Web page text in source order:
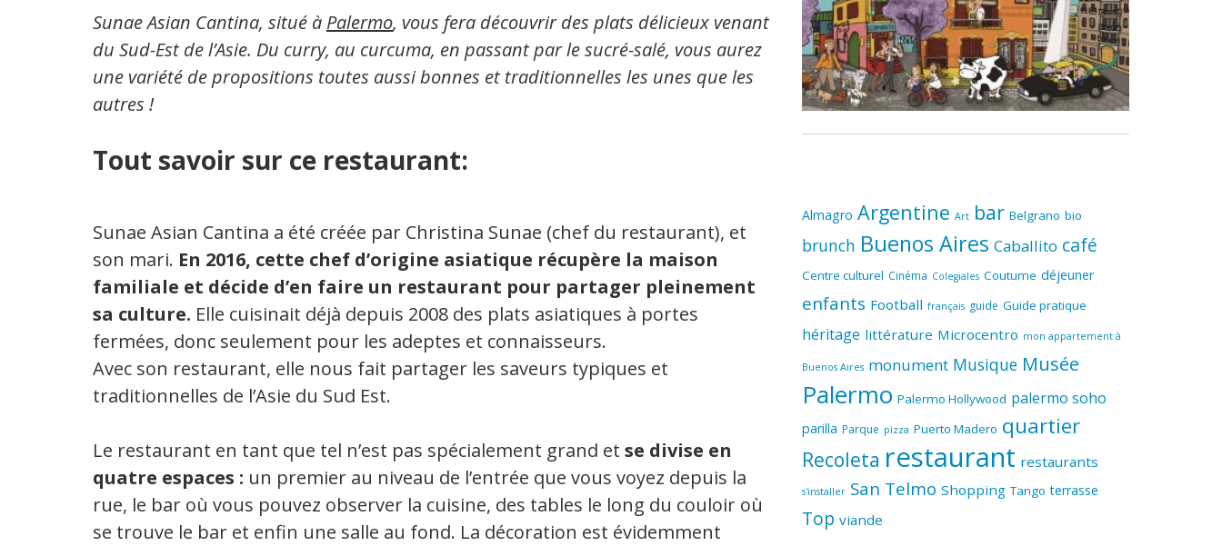
Sunae Asian Cantina, situé à Palermo, vous fera découvrir des plats délicieux venant
du Sud-Est de l’Asie. Du curry, au curcuma, en passant par le sucré-salé, vous aurez
une variété de propositions toutes aussi bonnes et traditionnelles les unes que les
autres !
Tout savoir sur ce restaurant:
Sunae Asian Cantina a été créée par Christina Sunae (chef du restaurant), et
son mari. En 2016, cette chef d’origine asiatique récupère la maison
familiale et décide d’en faire un restaurant pour partager pleinement
sa culture. Elle cuisinait déjà depuis 2008 des plats asiatiques à portes
fermées, donc seulement pour les adeptes et connaisseurs.
Avec son restaurant, elle nous fait partager les saveurs typiques et
traditionnelles de l’Asie du Sud Est.
Le restaurant en tant que tel n’est pas spécialement grand et se divise en
quatre espaces : un premier au niveau de l’entrée que vous voyez depuis la
rue, le bar où vous pouvez observer la cuisine, des tables le long du couloir où
se trouve le bar et enfin une salle au fond. La décoration est évidemment
Almagro Argentine Art bar Belgrano bio
brunch Buenos Aires Caballito café
Centre culturel Cinéma Colegiales Coutume déjeuner
enfants Football français guide Guide pratique
héritage littérature Microcentro mon appartement à
Buenos Aires monument Musique Musée
Palermo Palermo Hollywood palermo soho
parilla Parque pizza Puerto Madero quartier
Recoleta restaurant restaurants
s'installer San Telmo Shopping Tango terrasse
Top viande